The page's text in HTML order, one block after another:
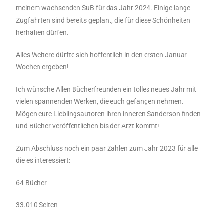
meinem wachsenden SuB für das Jahr 2024. Einige lange
Zugfahrten sind bereits geplant, die für diese Schönheiten
herhalten dürfen.
Alles Weitere dürfte sich hoffentlich in den ersten Januar
Wochen ergeben!
Ich wünsche Allen Bücherfreunden ein tolles neues Jahr mit
vielen spannenden Werken, die euch gefangen nehmen.
Mögen eure Lieblingsautoren ihren inneren Sanderson finden
und Bücher veröffentlichen bis der Arzt kommt!
Zum Abschluss noch ein paar Zahlen zum Jahr 2023 für alle
die es interessiert:
64 Bücher
33.010 Seiten